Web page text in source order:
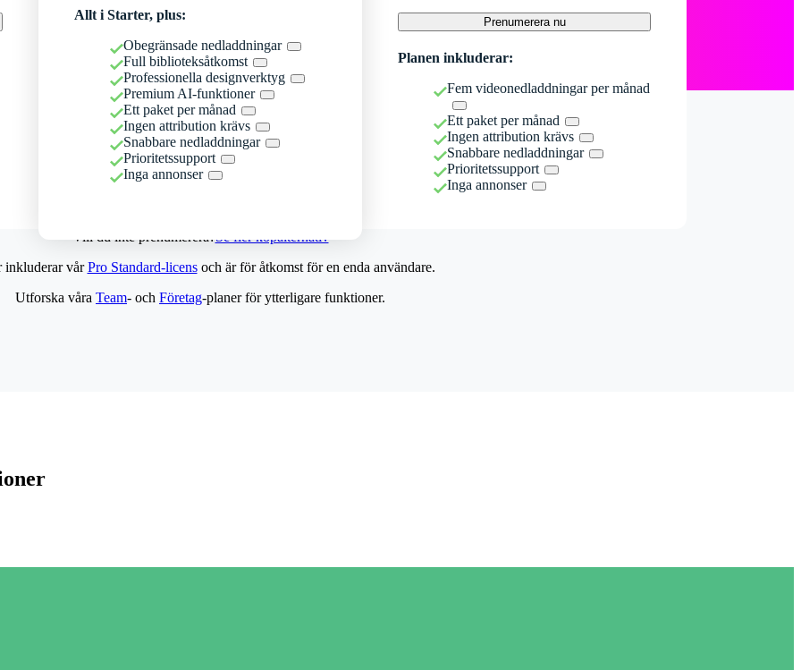
Allt i Starter, plus:
Obegränsade nedladdningar
Full biblioteksåtkomst
Professionella designverktyg
Premium AI-funktioner
Ett paket per månad
Ingen attribution krävs
Snabbare nedladdningar
Prioritetssupport
Inga annonser
Prenumerera nu
Planen inkluderar:
Fem videonedladdningar per månad
Ett paket per månad
Ingen attribution krävs
Snabbare nedladdningar
Prioritetssupport
Inga annonser
Vill du inte prenumerera?Se fler köpalternativ
inkluderar vårPro Standard-licensoch är för åtkomst för en enda användare.
Utforska våra Team- och Företag-planer för ytterligare funktioner.